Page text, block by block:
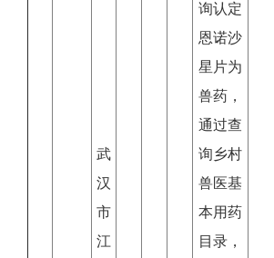
武
汉
市
江
询认定
恩诺沙
星片为
兽药，
通过查
询乡村
兽医基
本用药
目录，